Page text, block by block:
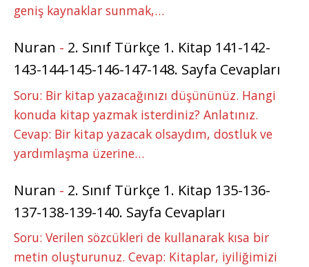
geniş kaynaklar sunmak,…
Nuran - 2. Sınıf Türkçe 1. Kitap 141-142-
143-144-145-146-147-148. Sayfa Cevapları
Soru: Bir kitap yazacağınızı düşününüz. Hangi
konuda kitap yazmak isterdiniz? Anlatınız.
Cevap: Bir kitap yazacak olsaydım, dostluk ve
yardımlaşma üzerine…
Nuran - 2. Sınıf Türkçe 1. Kitap 135-136-
137-138-139-140. Sayfa Cevapları
Soru: Verilen sözcükleri de kullanarak kısa bir
metin oluşturunuz. Cevap: Kitaplar, iyiliğimizi